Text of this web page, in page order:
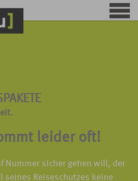
leider oft!
Nummer sicher gehen will, der
seines Reiseschutzes keine